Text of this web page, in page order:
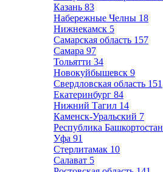
Казань 83
Набережные Челны 18
Нижнекамск 5
Самарская область 157
Самара 97
Тольятти 34
Новокуйбышевск 9
Свердловская область 151
Екатеринбург 84
Нижний Тагил 14
Каменск-Уральский 7
Республика Башкортостан
Уфа 91
Стерлитамак 10
Салават 5